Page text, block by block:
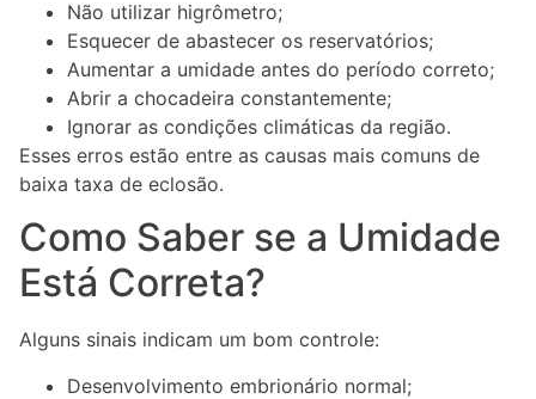
Não utilizar higrômetro;
Esquecer de abastecer os reservatórios;
Aumentar a umidade antes do período correto;
Abrir a chocadeira constantemente;
Ignorar as condições climáticas da região.
Esses erros estão entre as causas mais comuns de
baixa taxa de eclosão.
Como Saber se a Umidade
Está Correta?
Alguns sinais indicam um bom controle:
Desenvolvimento embrionário normal;